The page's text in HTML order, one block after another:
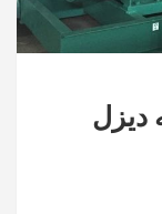
دیزل